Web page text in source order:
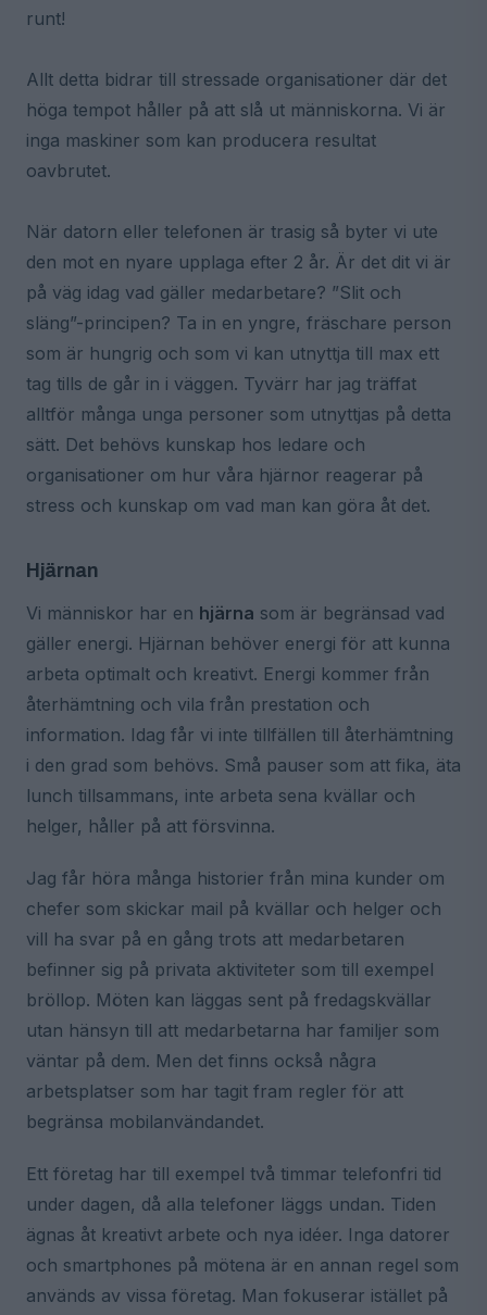
runt!
Allt detta bidrar till stressade organisationer där det
höga tempot håller på att slå ut människorna. Vi är
inga maskiner som kan producera resultat
oavbrutet.
När datorn eller telefonen är trasig så byter vi ute
den mot en nyare upplaga efter 2 år. Är det dit vi är
på väg idag vad gäller medarbetare? ”Slit och
släng”-principen? Ta in en yngre, fräschare person
som är hungrig och som vi kan utnyttja till max ett
tag tills de går in i väggen. Tyvärr har jag träffat
alltför många unga personer som utnyttjas på detta
sätt. Det behövs kunskap hos ledare och
organisationer om hur våra hjärnor reagerar på
stress och kunskap om vad man kan göra åt det.
Hjärnan
Vi människor har en hjärna som är begränsad vad
gäller energi. Hjärnan behöver energi för att kunna
arbeta optimalt och kreativt. Energi kommer från
återhämtning och vila från prestation och
information. Idag får vi inte tillfällen till återhämtning
i den grad som behövs. Små pauser som att fika, äta
lunch tillsammans, inte arbeta sena kvällar och
helger, håller på att försvinna.
Jag får höra många historier från mina kunder om
chefer som skickar mail på kvällar och helger och
vill ha svar på en gång trots att medarbetaren
befinner sig på privata aktiviteter som till exempel
bröllop. Möten kan läggas sent på fredagskvällar
utan hänsyn till att medarbetarna har familjer som
väntar på dem. Men det finns också några
arbetsplatser som har tagit fram regler för att
begränsa mobilanvändandet.
Ett företag har till exempel två timmar telefonfri tid
under dagen, då alla telefoner läggs undan. Tiden
ägnas åt kreativt arbete och nya idéer. Inga datorer
och smartphones på mötena är en annan regel som
används av vissa företag. Man fokuserar istället på